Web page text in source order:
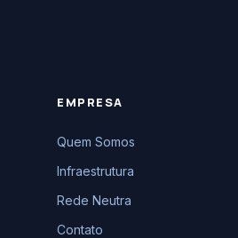
EMPRESA
Quem Somos
Infraestrutura
Rede Neutra
Contato